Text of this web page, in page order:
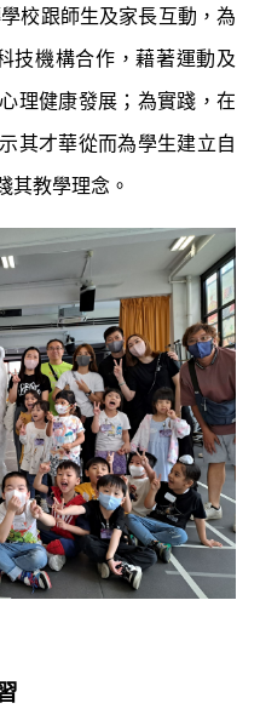
校跟師生及家長互動，為
技機構合作，藉著運動及
理健康發展；為實踐，在
其才華從而為學生建立自
其教學理念。